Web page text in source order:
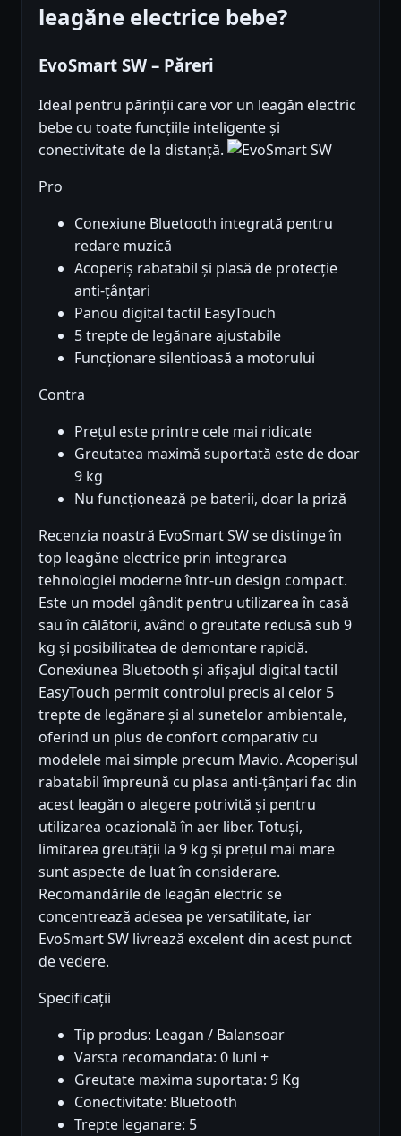
leagăne electrice bebe?
EvoSmart SW – Păreri
Ideal pentru părinții care vor un leagăn electric
bebe cu toate funcțiile inteligente și
conectivitate de la distanță.
Pro
Conexiune Bluetooth integrată pentru
redare muzică
Acoperiș rabatabil și plasă de protecție
anti-țânțari
Panou digital tactil EasyTouch
5 trepte de legănare ajustabile
Funcționare silentioasă a motorului
Contra
Prețul este printre cele mai ridicate
Greutatea maximă suportată este de doar
9 kg
Nu funcționează pe baterii, doar la priză
Recenzia noastră EvoSmart SW se distinge în
top leagăne electrice prin integrarea
tehnologiei moderne într-un design compact.
Este un model gândit pentru utilizarea în casă
sau în călătorii, având o greutate redusă sub 9
kg și posibilitatea de demontare rapidă.
Conexiunea Bluetooth și afișajul digital tactil
EasyTouch permit controlul precis al celor 5
trepte de legănare și al sunetelor ambientale,
oferind un plus de confort comparativ cu
modelele mai simple precum Mavio. Acoperișul
rabatabil împreună cu plasa anti-țânțari fac din
acest leagăn o alegere potrivită și pentru
utilizarea ocazională în aer liber. Totuși,
limitarea greutății la 9 kg și prețul mai mare
sunt aspecte de luat în considerare.
Recomandările de leagăn electric se
concentrează adesea pe versatilitate, iar
EvoSmart SW livrează excelent din acest punct
de vedere.
Specificații
Tip produs: Leagan / Balansoar
Varsta recomandata: 0 luni +
Greutate maxima suportata: 9 Kg
Conectivitate: Bluetooth
Trepte leganare: 5